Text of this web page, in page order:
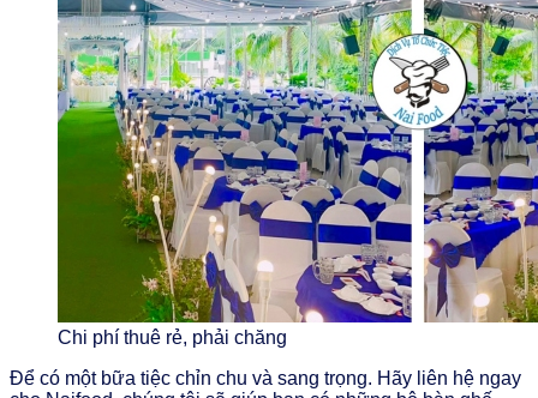
Chi phí thuê rẻ, phải chăng
Để có một bữa tiệc chỉn chu và sang trọng. Hãy liên hệ ngay